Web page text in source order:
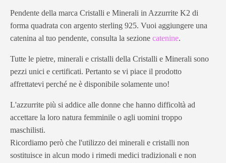
Pendente della marca Cristalli e Minerali in Azzurrite K2 di
forma quadrata con argento sterling 925. Vuoi aggiungere una
catenina al tuo pendente, consulta la sezione catenine.
Tutte le pietre, minerali e cristalli della Cristalli e Minerali sono
pezzi unici e certificati. Pertanto se vi piace il prodotto
affrettatevi perché ne è disponibile solamente uno!
L'azzurrite più si addice alle donne che hanno difficoltà ad
accettare la loro natura femminile o agli uomini troppo
maschilisti.
Ricordiamo però che l'utilizzo dei minerali e cristalli non
sostituisce in alcun modo i rimedi medici tradizionali e non